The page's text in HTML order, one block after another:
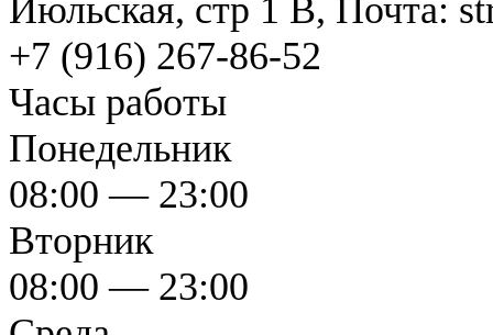
Июльская, стр 1 В, Почта:
+7 (916) 267-86-52
Часы работы
Понедельник
08:00 — 23:00
Вторник
08:00 — 23:00